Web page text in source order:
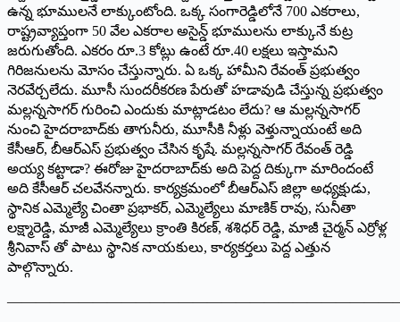
ఉన్న భూములనే లాక్కుంటోంది. ఒక్క సంగారెడ్డిలోనే 700 ఎకరాలు,
రాష్ట్రవ్యాప్తంగా 50 వేల ఎకరాల అసైన్డ్ భూములను లాక్కునే కుట్ర
జరుగుతోంది. ఎకరం రూ.3 కోట్లు ఉంటే రూ.40 లక్షలు ఇస్తామని
గిరిజనులను మోసం చేస్తున్నారు. ఏ ఒక్క హామీని రేవంత్ ప్రభుత్వం
నెరవేర్చలేదు. మూసీ సుందరీకరణ పేరుతో హడావుడి చేస్తున్న ప్రభుత్వం
మల్లన్నసాగర్ గురించి ఎందుకు మాట్లాడటం లేదు? ఆ మల్లన్నసాగర్
నుంచి హైదరాబాద్‌కు తాగునీరు, మూసీకి నీళ్లు వెళ్తున్నాయంటే అది
కేసీఆర్, బీఆర్ఎస్ ప్రభుత్వం చేసిన కృషే. మల్లన్నసాగర్ రేవంత్ రెడ్డి
అయ్య కట్టాడా? ఈరోజు హైదరాబాద్‌కు అది పెద్ద దిక్కుగా మారిందంటే
అది కేసీఆర్ చలవేన‌న్నారు. కార్యక్రమంలో బీఆర్ఎస్ జిల్లా అధ్యక్షుడు,
స్థానిక ఎమ్మెల్యే చింతా ప్రభాకర్, ఎమ్మెల్యేలు మాణిక్ రావు, సునీతా
లక్ష్మారెడ్డి, మాజీ ఎమ్మెల్యేలు క్రాంతి కిరణ్, శశిధర్ రెడ్డి, మాజీ చైర్మన్ ఎర్రోళ్ల
శ్రీనివాస్ తో పాటు స్థానిక నాయకులు, కార్యకర్తలు పెద్ద ఎత్తున
పాల్గొన్నారు.